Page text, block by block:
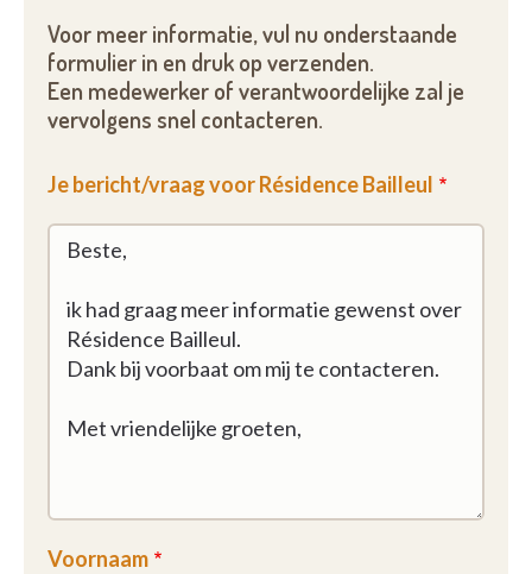
Voor meer informatie, vul nu onderstaande
formulier in en druk op verzenden.
Een medewerker of verantwoordelijke zal je
vervolgens snel contacteren.
Je bericht/vraag voor Résidence Bailleul
Voornaam